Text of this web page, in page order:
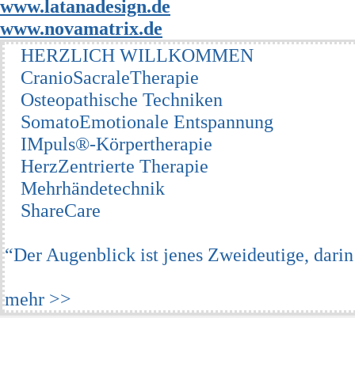
www.latanadesign.de
www.novamatrix.de
HERZLICH WILLKOMMEN
CranioSacraleTherapie
Osteopathische Techniken
SomatoEmotionale Entspannung
IMpuls®-Körpertherapie
HerzZentrierte Therapie
Mehrhändetechnik
ShareCare
“Der Augenblick ist jenes Zweideutige,
mehr >>